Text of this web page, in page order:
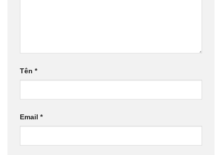
Tên *
Email *